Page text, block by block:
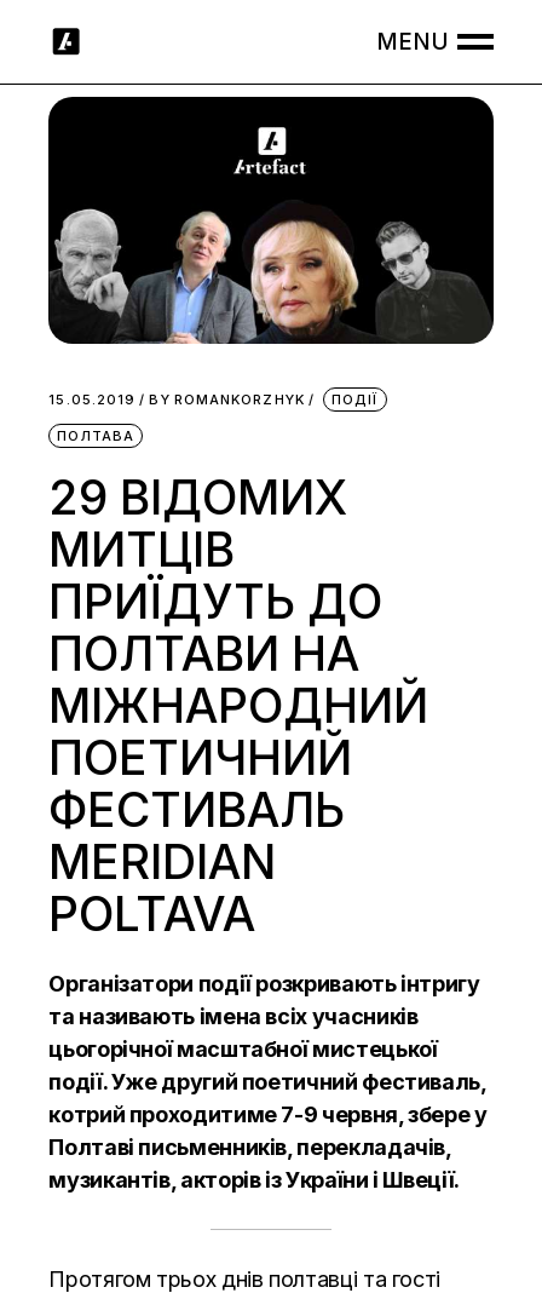
15.05.2019 BY ROMANKORZHYK ПОДІЇ
ПОЛТАВА
29 ВІДОМИХ
МИТЦІВ
ПРИЇДУТЬ ДО
ПОЛТАВИ НА
МІЖНАРОДНИЙ
ПОЕТИЧНИЙ
ФЕСТИВАЛЬ
MERIDIAN
POLTAVA
Організатори події розкривають інтригу
та називають імена всіх учасників
цьогорічної масштабної мистецької
події. Уже другий поетичний фестиваль,
котрий проходитиме 7-9 червня, збере у
Полтаві письменників, перекладачів,
музикантів, акторів із України і Швеції.
Протягом трьох днів полтавці та гості